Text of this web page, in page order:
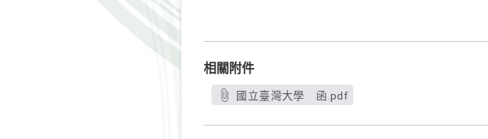
相關附件
國立臺灣大學 函.pdf